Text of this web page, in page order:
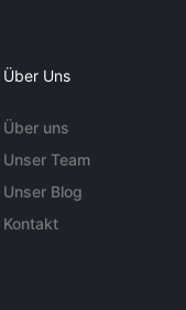
Über Uns
Über uns
Unser Team
Unser Blog
Kontakt